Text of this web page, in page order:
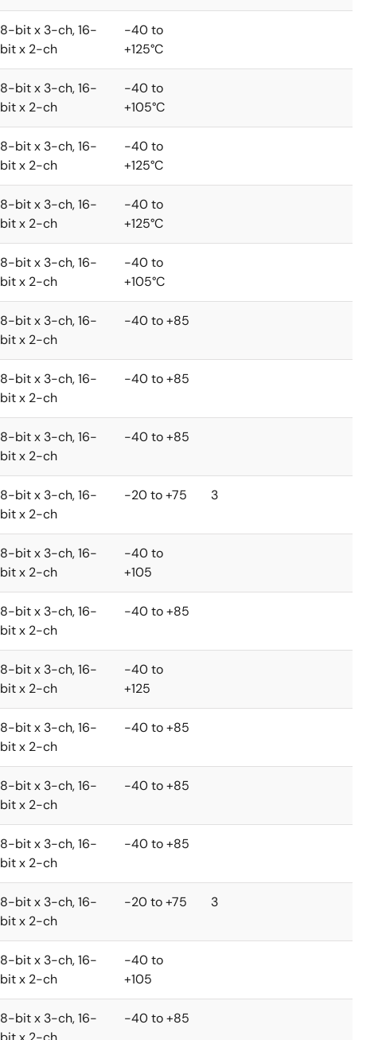
8-bit x 3-ch, 16-
bit x 2-ch
-40 to
+125°C
8-bit x 3-ch, 16-
bit x 2-ch
-40 to
+105°C
8-bit x 3-ch, 16-
bit x 2-ch
-40 to
+125°C
8-bit x 3-ch, 16-
bit x 2-ch
-40 to
+125°C
8-bit x 3-ch, 16-
bit x 2-ch
-40 to
+105°C
8-bit x 3-ch, 16-
bit x 2-ch
-40 to +85
8-bit x 3-ch, 16-
bit x 2-ch
-40 to +85
8-bit x 3-ch, 16-
bit x 2-ch
-40 to +85
8-bit x 3-ch, 16-
bit x 2-ch
-20 to +75 3
8-bit x 3-ch, 16-
bit x 2-ch
-40 to
+105
8-bit x 3-ch, 16-
bit x 2-ch
-40 to +85
8-bit x 3-ch, 16-
bit x 2-ch
-40 to
+125
8-bit x 3-ch, 16-
bit x 2-ch
-40 to +85
8-bit x 3-ch, 16-
bit x 2-ch
-40 to +85
8-bit x 3-ch, 16-
bit x 2-ch
-40 to +85
8-bit x 3-ch, 16-
bit x 2-ch
-20 to +75 3
8-bit x 3-ch, 16-
bit x 2-ch
-40 to
+105
8-bit x 3-ch, 16-
-40 to +85